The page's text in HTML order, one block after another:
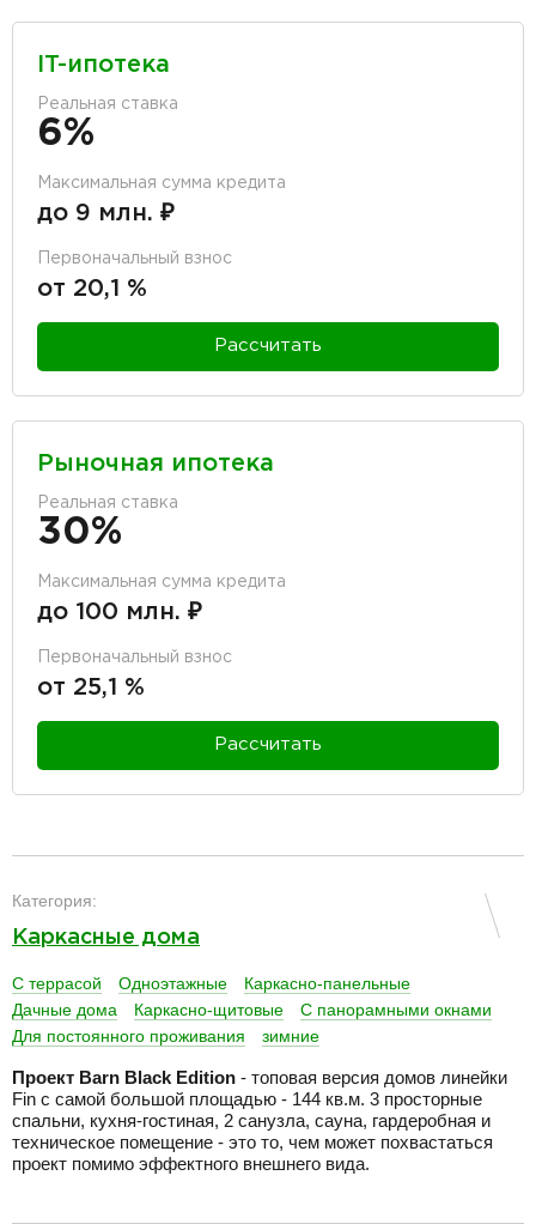
IT-ипотека
Реальная ставка
6%
Максимальная сумма кредита
до 9 млн. ₽
Первоначальный взнос
от 20,1 %
Рассчитать
Рыночная ипотека
Реальная ставка
30%
Максимальная сумма кредита
до 100 млн. ₽
Первоначальный взнос
от 25,1 %
Рассчитать
Категория:
Каркасные дома
С террасой Одноэтажные
Каркасно-панельные
Дачные дома
Каркасно-щитовые
С панорамными окнами
Для постоянного проживания
зимние
Проект Barn Black Edition - топовая версия домов линейки
Fin с самой большой площадью - 144 кв.м. 3 просторные
спальни, кухня-гостиная, 2 санузла, сауна, гардеробная и
техническое помещение - это то, чем может похвастаться
проект помимо эффектного внешнего вида.